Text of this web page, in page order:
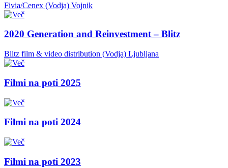
Fivia/Cenex (Vodja) Vojnik
2020 Generation and Reinvestment – Blitz
Blitz film & video distribution (Vodja) Ljubljana
Filmi na poti 2025
Filmi na poti 2024
Filmi na poti 2023